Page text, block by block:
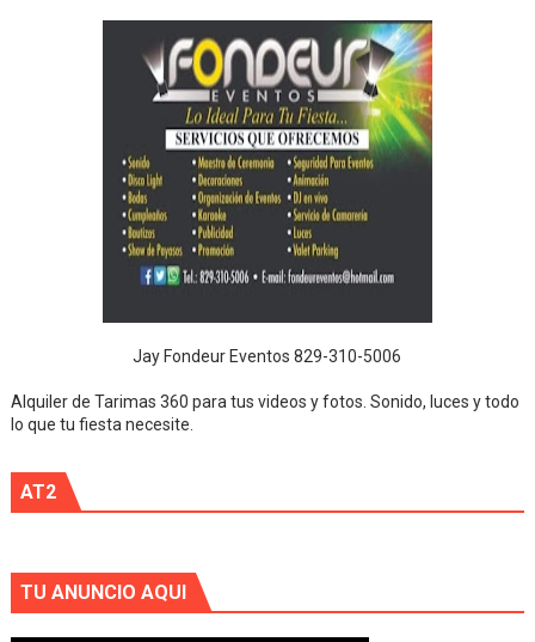
Jay Fondeur Eventos 829-310-5006
Alquiler de Tarimas 360 para tus videos y fotos. Sonido, luces y todo
lo que tu fiesta necesite.
AT2
TU ANUNCIO AQUI